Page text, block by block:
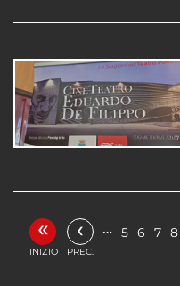
«
INIZIO
‹
PREC.
… 5 6 7 8